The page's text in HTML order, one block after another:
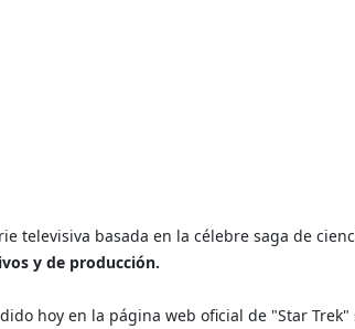
televisiva basada en la célebre saga de
y de producción.
hoy en la página web oficial de "Star Trek"